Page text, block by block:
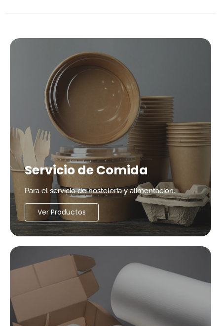
Servicio de Comida
Para el servicio de hostelería y alimentación.
Ver Productos